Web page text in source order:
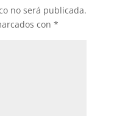
no será publicada.
con *